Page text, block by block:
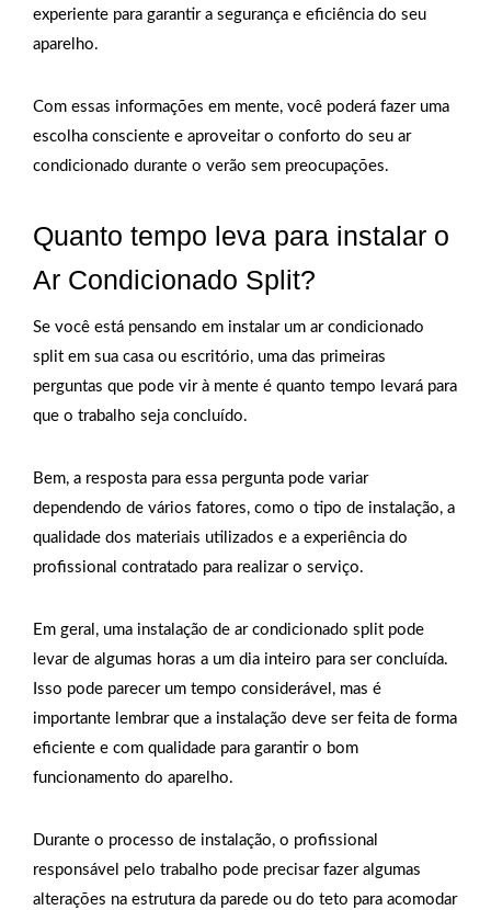
experiente para garantir a segurança e eficiência do seu
aparelho.
Com essas informações em mente, você poderá fazer uma
escolha consciente e aproveitar o conforto do seu ar
condicionado durante o verão sem preocupações.
Quanto tempo leva para instalar o
Ar Condicionado Split?
Se você está pensando em instalar um ar condicionado
split em sua casa ou escritório, uma das primeiras
perguntas que pode vir à mente é quanto tempo levará para
que o trabalho seja concluído.
Bem, a resposta para essa pergunta pode variar
dependendo de vários fatores, como o tipo de instalação, a
qualidade dos materiais utilizados e a experiência do
profissional contratado para realizar o serviço.
Em geral, uma instalação de ar condicionado split pode
levar de algumas horas a um dia inteiro para ser concluída.
Isso pode parecer um tempo considerável, mas é
importante lembrar que a instalação deve ser feita de forma
eficiente e com qualidade para garantir o bom
funcionamento do aparelho.
Durante o processo de instalação, o profissional
responsável pelo trabalho pode precisar fazer algumas
alterações na estrutura da parede ou do teto para acomodar